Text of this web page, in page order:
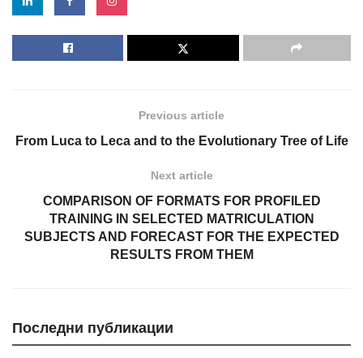
Previous article
From Luca to Leca and to the Evolutionary Tree of Life
Next article
COMPARISON OF FORMATS FOR PROFILED
TRAINING IN SELECTED MATRICULATION
SUBJECTS AND FORECAST FOR THE EXPECTED
RESULTS FROM THEM
Последни публикации